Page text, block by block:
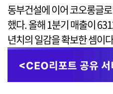
동부건설에 이어 코오롱글
했다. 올해 1분기 매출이
년치의 일감을 확보한 셈이